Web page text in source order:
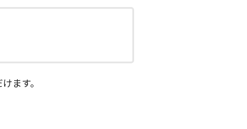
ます。